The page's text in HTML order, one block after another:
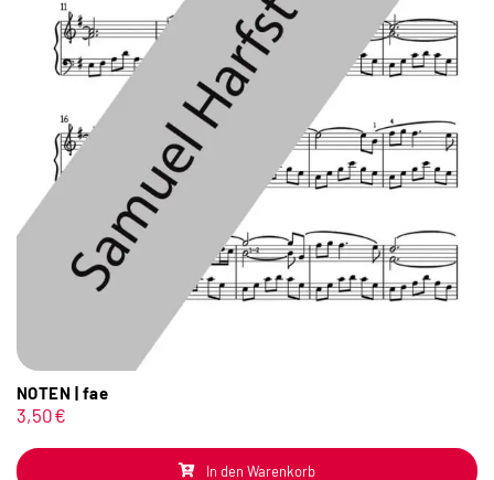
NOTEN | fae
3,50€
In den Warenkorb